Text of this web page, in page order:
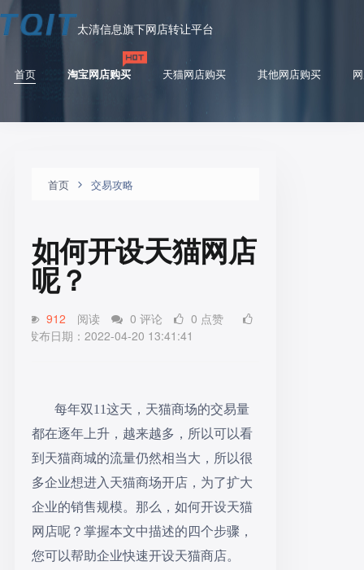
太清信息旗下网店转让平台
首页 淘宝网店购买 天猫网店购买 其他网店购买
首页 交易攻略
如何开设天猫网店
呢？
912 阅读 0 评论
0 点赞
发布日期：2022-04-20 13:41:41
每年双11这天，天猫商场的交易量
都在逐年上升，越来越多，所以可以看
到天猫商城的流量仍然相当大，所以很
多企业想进入天猫商场开店，为了扩大
企业的销售规模。那么，如何开设天猫
网店呢？掌握本文中描述的四个步骤，
您可以帮助企业快速开设天猫商店。